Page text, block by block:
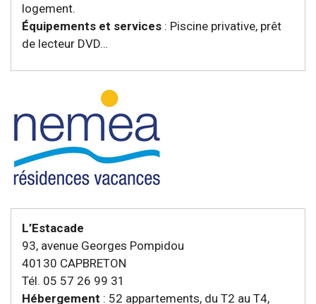
logement.
Équipements et services : Piscine privative, prêt
de lecteur DVD…
L’Estacade
93, avenue Georges Pompidou
40130 CAPBRETON
Tél. 05 57 26 99 31
Hébergement : 52 appartements, du T2 au T4,